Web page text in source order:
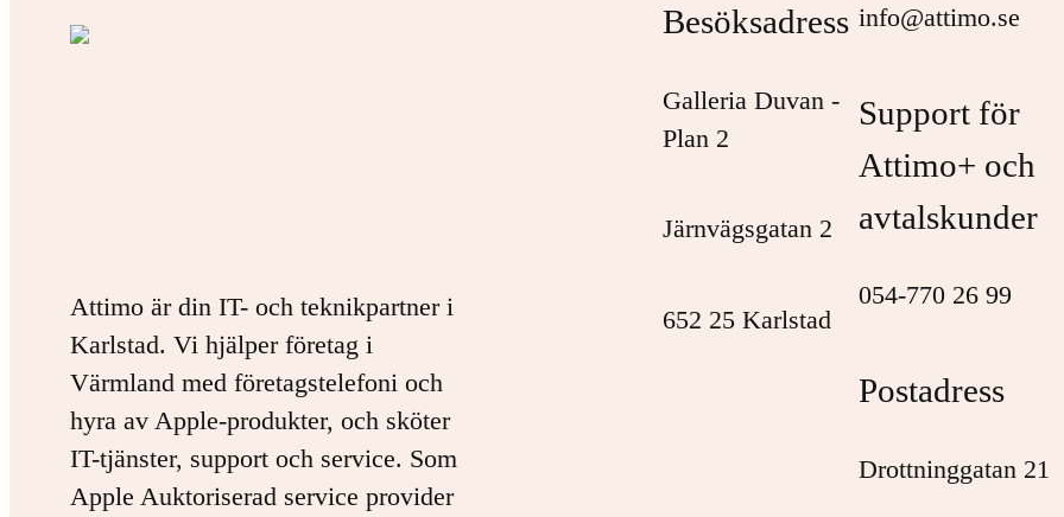
Attimo är din IT- och teknikpartner i
Karlstad. Vi hjälper företag i
Värmland med företagstelefoni och
hyra av Apple-produkter, och sköter
IT-tjänster, support och service. Som
Apple Auktoriserad service provider
Besöksadress
Galleria Duvan -
Plan 2
Järnvägsgatan 2
652 25 Karlstad
info@attimo.se
Support för
Attimo+ och
avtalskunder
054-770 26 99
Postadress
Drottninggatan 21